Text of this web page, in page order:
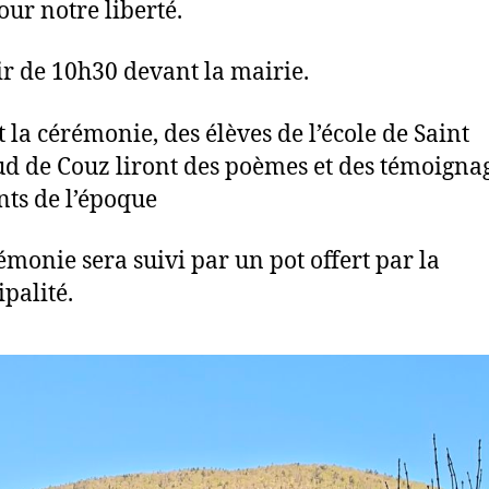
notre liberté.
de 10h30 devant la mairie.
cérémonie, des élèves de l’école de Saint
de Couz liront des poèmes et des
de l’époque
sera suivi par un pot offert par la